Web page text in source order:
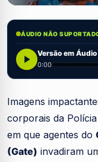
ÁUDIO NÃO
Versão em
0:00
Imagens
corporais da
em que agentes do
(Gate) invadiram